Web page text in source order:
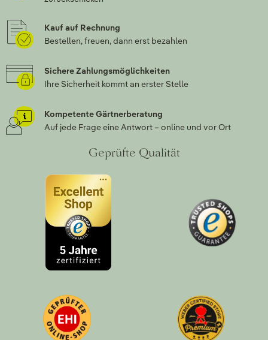
Kauf auf Rechnung
Bestellen, freuen, dann erst bezahlen
Sichere Zahlungsmöglichkeiten
Ihre Sicherheit kommt an erster Stelle
Kompetente Gärtnerberatung
Auf jede Frage eine Antwort – online und vor Ort
Geprüfte Qualität